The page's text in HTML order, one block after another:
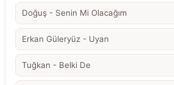
Doğuş - Senin Mi Olacağım
Erkan Güleryüz - Uyan
Tuğkan - Belki De